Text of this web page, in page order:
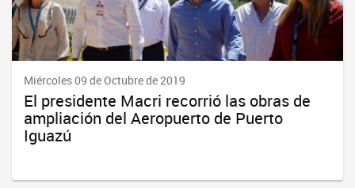
Miércoles 09 de Octubre de 2019
El presidente Macri recorrió las obras de
ampliación del Aeropuerto de Puerto
Iguazú